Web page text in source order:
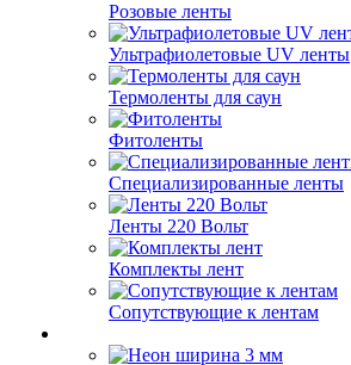
Розовые ленты
Ультрафиолетовые UV ленты
Термоленты для саун
Фитоленты
Специализированные ленты
Ленты 220 Вольт
Комплекты лент
Сопутствующие к лентам